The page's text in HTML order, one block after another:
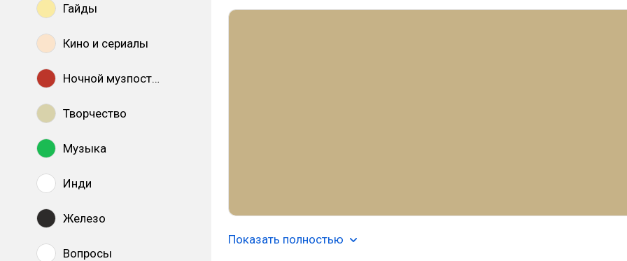
Гайды
Кино и сериалы
Ночной музпостинг
Творчество
Музыка
Инди
Железо
Вопросы
Показать полностью